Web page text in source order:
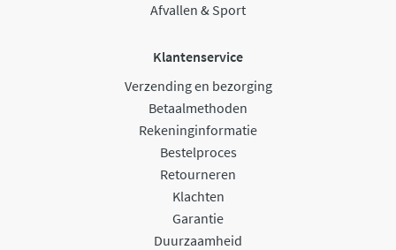
Afvallen & Sport
Klantenservice
Verzending en bezorging
Betaalmethoden
Rekeninginformatie
Bestelproces
Retourneren
Klachten
Garantie
Duurzaamheid